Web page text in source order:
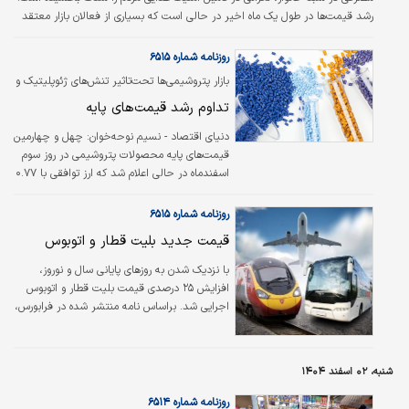
رشد قیمت‌ها در طول یک ماه اخیر در حالی‌ است که بسیاری از فعالان بازار معتقد
ترجیحی بدون اصلاحات اساسی در اقتصاد به محرکی برای افزایش قیمت
افسارگسیخته محصولات خوراکی بدل شده و موج نگرانی‌ها را در خصوص مشکلات
تغذیه‌ای در میان مردم تشدید کرده است. در این میان بهای برخی محصولات اساسی
مصرفی مردم ازجمله، مرغ،…
بازار پتروشیمی‌ها تحت‌تاثیر تنش‌های ژئوپلیتیک و
رشد نرخ ارز قرار گرفت
روزنامه شماره ۶۵۱۵
تداوم رشد قیمت‌های پایه
دنیای اقتصاد - نسیم نوحه‌خوان: چهل و چهارمین
قیمت‌های پایه محصولات پتروشیمی در روز سوم
اسفندماه‌ در حالی اعلام شد که ارز توافقی با ۰.۷۷
از طرفی بازار جهانی محصولات پتروشیمی نیز در
قیمت‌های پایه محصولات پلیمری و شیمیایی در
بازار داخل به‌صورت یکپارچه افزایشی اعلام شدند.
روزنامه شماره ۶۵۱۵
قیمت جدید بلیت قطار و اتوبوس
با نزدیک شدن به روزهای پایانی سال و نوروز،
افزایش ۲۵ درصدی قیمت بلیت قطار و اتوبوس
اجرایی شد. براساس نامه منتشر شده در فرابورس،
ابوالقاسم سعیدی، دبیر انجمن صنفی شرکت‌های
شنبه، ۰۲ اسفند ۱۴۰۴
روزنامه شماره ۶۵۱۴